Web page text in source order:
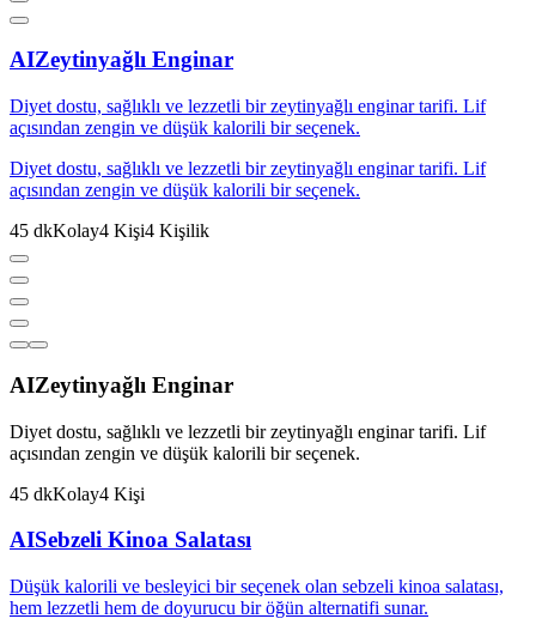
AIZeytinyağlı Enginar
Diyet dostu, sağlıklı ve lezzetli bir zeytinyağlı enginar tarifi. Lif
açısından zengin ve düşük kalorili bir seçenek.
Diyet dostu, sağlıklı ve lezzetli bir zeytinyağlı enginar tarifi. Lif
açısından zengin ve düşük kalorili bir seçenek.
45 dkKolay4 Kişi4 Kişilik
AIZeytinyağlı Enginar
Diyet dostu, sağlıklı ve lezzetli bir zeytinyağlı enginar tarifi. Lif
açısından zengin ve düşük kalorili bir seçenek.
45 dkKolay4 Kişi
AISebzeli Kinoa Salatası
Düşük kalorili ve besleyici bir seçenek olan sebzeli kinoa salatası,
hem lezzetli hem de doyurucu bir öğün alternatifi sunar.